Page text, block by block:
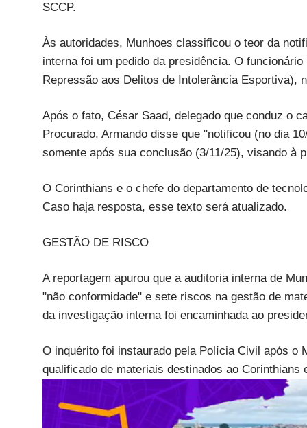
SCCP.
Às autoridades, Munhoes classificou o teor da
interna foi um pedido da presidência. O
Repressão aos Delitos de Intolerância Esportiva),
Após o fato, César Saad, delegado que conduz o
Procurado, Armando disse que "notificou (no dia
somente após sua conclusão (3/11/25), visando à
O Corinthians e o chefe do departamento de
Caso haja resposta, esse texto será atualizado.
GESTÃO DE RISCO
A reportagem apurou que a auditoria interna de
"não conformidade" e sete riscos na gestão de
da investigação interna foi encaminhada ao
O inquérito foi instaurado pela Polícia Civil após
qualificado de materiais destinados ao